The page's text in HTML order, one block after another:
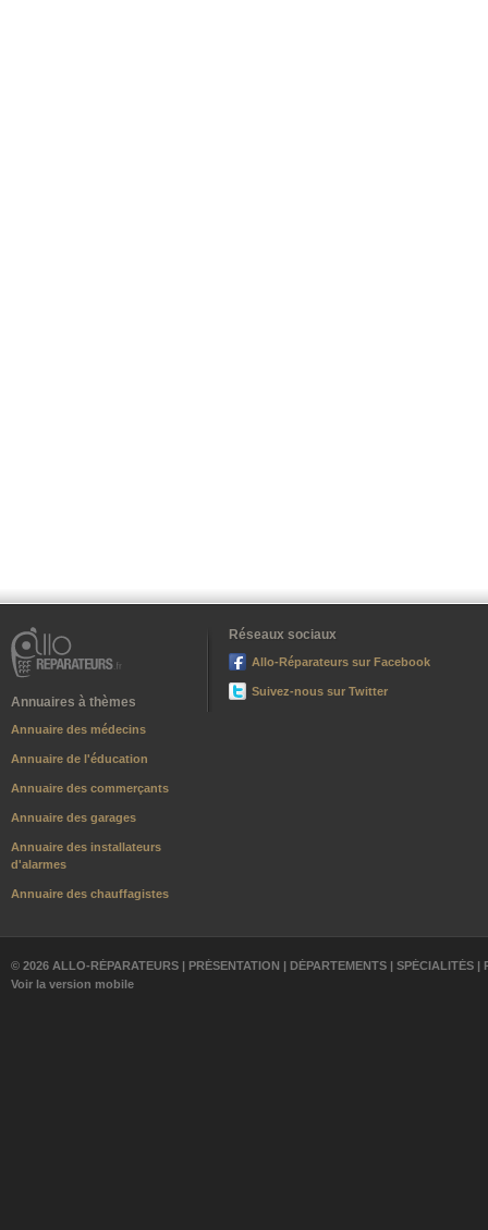
Annuaires à thèmes
Annuaire des médecins
Annuaire de l'éducation
Annuaire des commerçants
Annuaire des garages
Annuaire des installateurs
d'alarmes
Annuaire des chauffagistes
Réseaux sociaux
Allo-Réparateurs sur Facebook
Suivez-nous sur Twitter
© 2026 ALLO-RÉPARATEURS | PRÉSENTATION | DÉPARTEMENTS | SPÉCIALITÉS |
Voir la version mobile